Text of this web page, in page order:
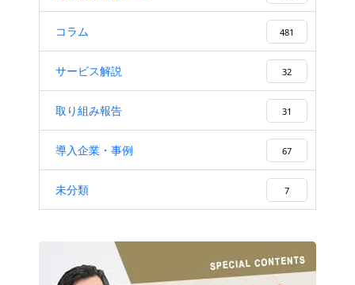
コラム 481
サービス解説 32
取り組み報告 31
導入企業・事例 67
未分類 7